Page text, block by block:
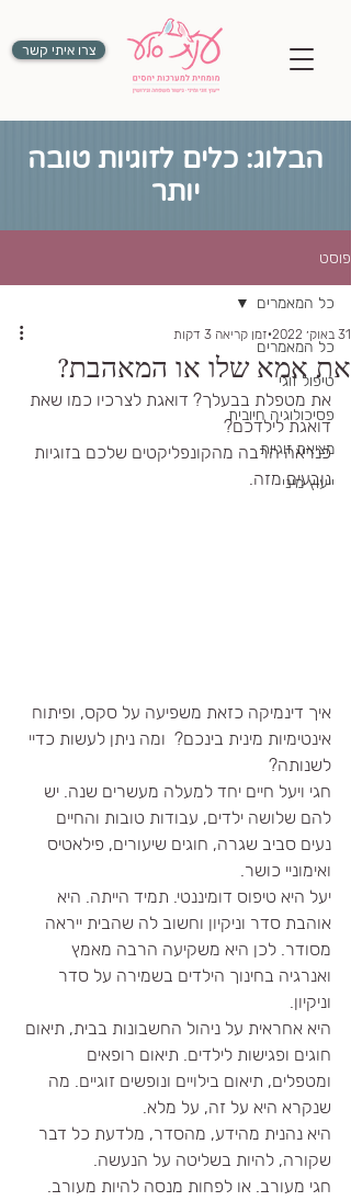
צרו איתי קשר
הבלוג: כלים לזוגיות טובה
יותר
פוסט
כל המאמרים
טיפול זוגי
פסיכולוגיה חיובית
מציאת זוגיות
ייעוץ מיני
כל המאמרים
את אמא שלו או המאהבת?
31 באוק׳ 2022 זמן קריאה 3 דקות
את מטפלת בבעלך? דואגת לצרכיו כמו שאת
דואגת לילדכם?
כנראה הרבה מהקונפליקטים שלכם בזוגיות
נובעים מזה.
איך דינמיקה כזאת משפיעה על סקס, ופיתוח
אינטימיות מינית בינכם?  ומה ניתן לעשות כדיי
לשנותה?
חגי ויעל חיים יחד למעלה מעשרים שנה. יש
להם שלושה ילדים, עבודות טובות והחיים
נעים סביב שגרה, חוגים שיעורים, פילאטיס
ואימוניי כושר.
יעל היא טיפוס דומיננטי. תמיד הייתה. היא
אוהבת סדר וניקיון וחשוב לה שהבית ייראה
מסודר. לכן היא משקיעה הרבה מאמץ
ואנרגיה בחינוך הילדים בשמירה על סדר
וניקיון.
היא אחראית על ניהול החשבונות בבית, תיאום
חוגים ופגישות לילדים. תיאום רופאים
ומטפלים, תיאום בילויים ונופשים זוגיים. מה
שנקרא היא על זה, על מלא.
היא נהנית מהידע, מהסדר, מלדעת כל דבר
שקורה, להיות בשליטה על הנעשה.
חגי מעורב. או לפחות מנסה להיות מעורב.